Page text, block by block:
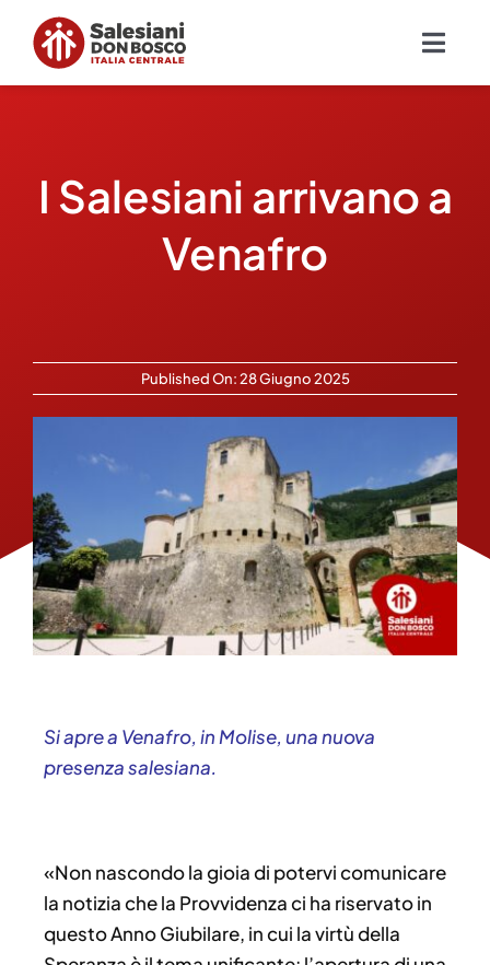
contenuto
Missione
Blog
Contatti
I Salesiani arrivano a
Venafro
Published On: 28 Giugno 2025
Si apre a Venafro, in Molise, una nuova
presenza salesiana.
«Non nascondo la gioia di potervi comunicare
la notizia che la Provvidenza ci ha riservato in
questo Anno Giubilare, in cui la virtù della